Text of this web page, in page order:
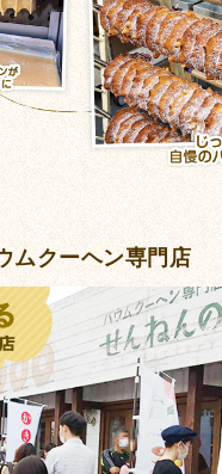
ムクーヘン専門店